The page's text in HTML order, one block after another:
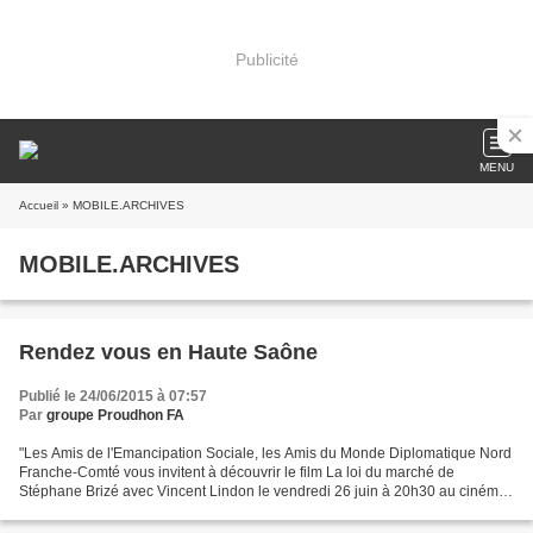
Publicité
MENU
Accueil » MOBILE.ARCHIVES
MOBILE.ARCHIVES
Rendez vous en Haute Saône
Publié le 24/06/2015 à 07:57
Par groupe Proudhon FA
"Les Amis de l'Emancipation Sociale, les Amis du Monde Diplomatique Nord
Franche-Comté vous invitent à découvrir le film La loi du marché de
Stéphane Brizé avec Vincent Lindon le vendredi 26 juin à 20h30 au cinéma